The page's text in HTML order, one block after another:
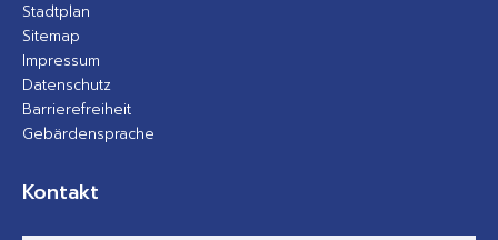
Stadtplan
Sitemap
Impressum
Datenschutz
Barrierefreiheit
Gebärdensprache
Kontakt